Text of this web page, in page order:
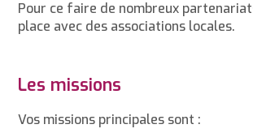
Pour ce faire de nombreux
place avec des associations locales.
Les missions
Vos missions principales sont :